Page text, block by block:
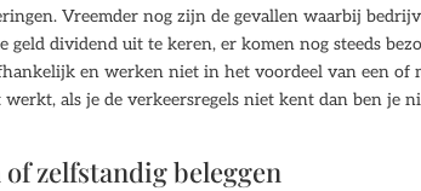
Vreemder nog zijn de gevallen waarbij
geld dividend uit te keren, er komen nog steeds
en werken niet in het voordeel van een of
als je de verkeersregels niet kent dan ben je
zelfstandig beleggen